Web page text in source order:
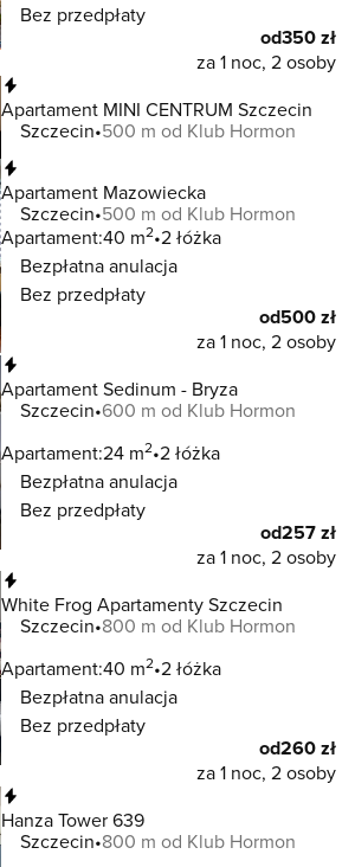
Bez przedpłaty
od350 zł
za 1 noc, 2 osoby
Apartament MINI CENTRUM Szczecin
Szczecin 500 m od Klub Hormon
Apartament Mazowiecka
Szczecin 500 m od Klub Hormon
Apartament:40 m2 2 łóżka
Bezpłatna anulacja
Bez przedpłaty
od500 zł
za 1 noc, 2 osoby
Apartament Sedinum - Bryza
Szczecin 600 m od Klub Hormon
Apartament:24 m2 2 łóżka
Bezpłatna anulacja
Bez przedpłaty
od257 zł
za 1 noc, 2 osoby
White Frog Apartamenty Szczecin
Szczecin 800 m od Klub Hormon
Apartament:40 m2 2 łóżka
Bezpłatna anulacja
Bez przedpłaty
od260 zł
za 1 noc, 2 osoby
Hanza Tower 639
Szczecin 800 m od Klub Hormon